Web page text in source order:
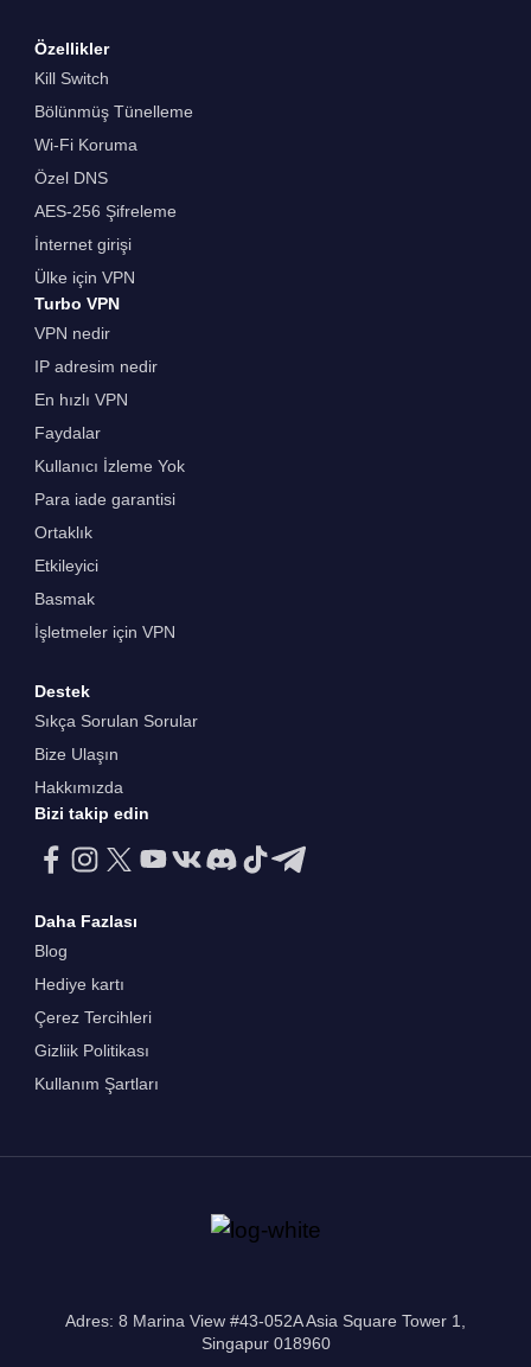
Özellikler
Kill Switch
Bölünmüş Tünelleme
Wi-Fi Koruma
Özel DNS
AES-256 Şifreleme
İnternet girişi
Ülke için VPN
Turbo VPN
VPN nedir
IP adresim nedir
En hızlı VPN
Faydalar
Kullanıcı İzleme Yok
Para iade garantisi
Ortaklık
Etkileyici
Basmak
İşletmeler için VPN
Destek
Sıkça Sorulan Sorular
Bize Ulaşın
Hakkımızda
Bizi takip edin
Daha Fazlası
Blog
Hediye kartı
Çerez Tercihleri
Gizliik Politikası
Kullanım Şartları
Adres: 8 Marina View #43-052A Asia Square Tower 1,
Singapur 018960